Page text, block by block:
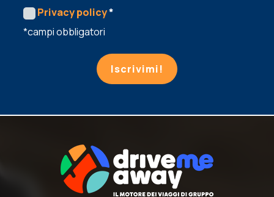
Privacy policy*
*campi obbligatori
Iscrivimi!